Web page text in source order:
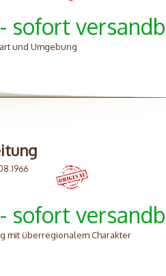
sofort
und Umgebung
sofort
mit überregionalem Charakter